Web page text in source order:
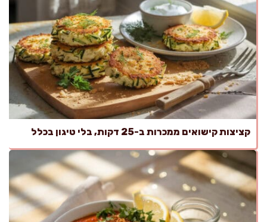
קציצות קישואים ממכרות ב-25 דקות, בלי טיגון בכלל